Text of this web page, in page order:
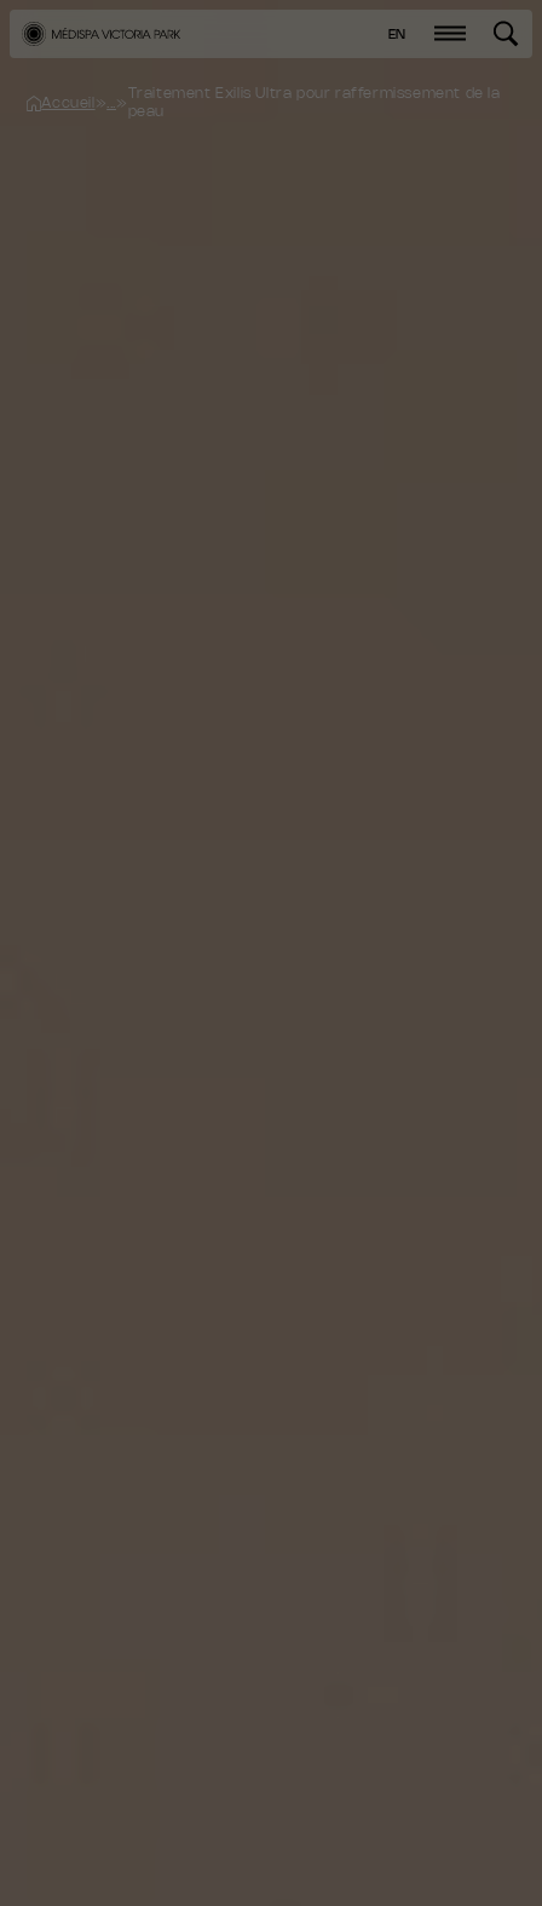
EN
Accueil » »
Traitement Exilis Ultra pour raffermissement de la
peau